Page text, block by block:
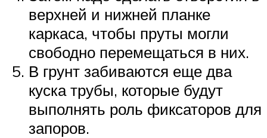
верхней и нижней планке
каркаса, чтобы пруты могли
свободно перемещаться в них.
В грунт забиваются еще два
куска трубы, которые будут
выполнять роль фиксаторов для
запоров.